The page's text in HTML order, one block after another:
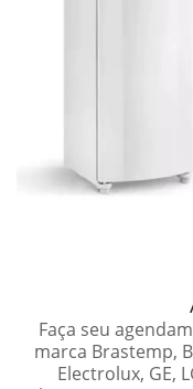
Faça seu
marca Brastemp,
Electrolux, GE,